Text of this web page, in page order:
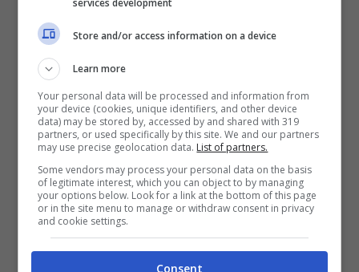
succosi frutti producono inoltre il
collagene che riduce le rughe e rafforza i
capillari.
services development
Store and/or access information on a device
Learn more
Your personal data will be processed and information from
your device (cookies, unique identifiers, and other device
data) may be stored by, accessed by and shared with 319
partners, or used specifically by this site. We and our partners
may use precise geolocation data. List of partners.
Some vendors may process your personal data on the basis
of legitimate interest, which you can object to by managing
your options below. Look for a link at the bottom of this page
or in the site menu to manage or withdraw consent in privacy
and cookie settings.
Consent